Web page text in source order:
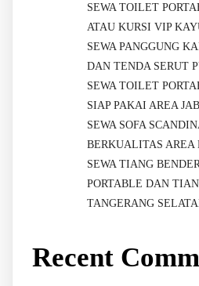
SEWA TOILET
ATAU KURSI VIP
SEWA PANGGUNG
DAN TENDA SERUT
SEWA TOILET
SIAP PAKAI AREA
SEWA SOFA
BERKUALITAS AREA
SEWA TIANG
PORTABLE DAN
TANGERANG
Recent